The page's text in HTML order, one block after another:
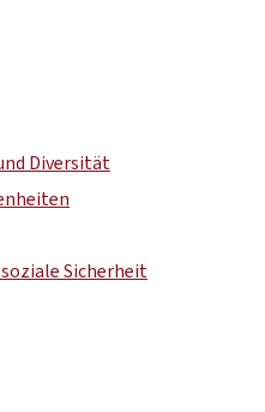
Diversität
Sicherheit